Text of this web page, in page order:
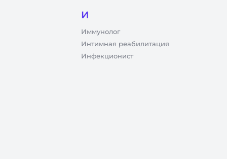
И
Иммунолог
Интимная реабилитация
Инфекционист